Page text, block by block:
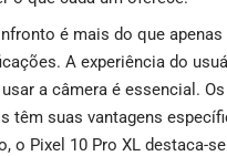
é mais do que
A experiência do
a câmera é essencial.
têm suas vantagens
o Pixel 10 Pro XL destaca-